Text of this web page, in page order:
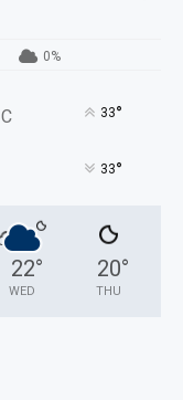
0%
C 33°
33°
22°
WED
20°
THU